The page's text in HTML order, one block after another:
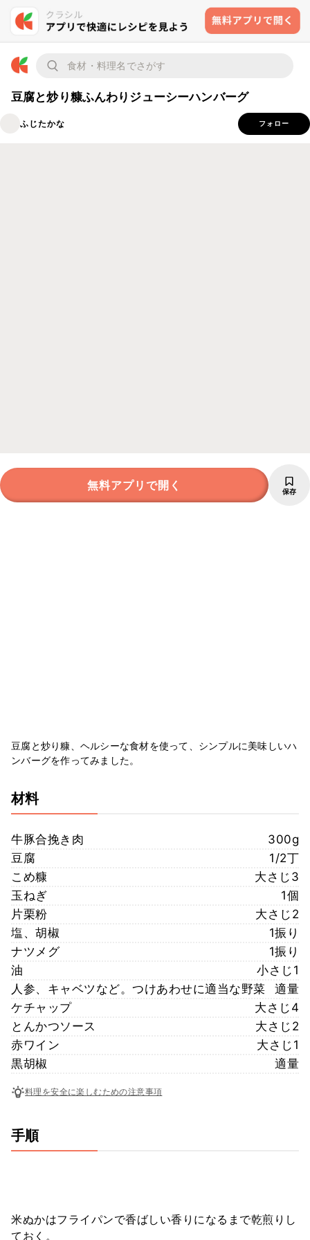
豆腐と炒り糠ふんわりジューシーハンバーグ
ふじたかな フォロー
無料アプリで開く 保存
豆腐と炒り糠、ヘルシーな食材を使って、シンプルに美味しいハ
ンバーグを作ってみました。
材料
牛豚合挽き肉
300g
豆腐
1/2丁
こめ糠
大さじ3
玉ねぎ
1個
片栗粉
大さじ2
塩、胡椒
1振り
ナツメグ
1振り
油
小さじ1
人参、キャベツなど。つけあわせに適当な野菜
適量
ケチャップ
大さじ4
とんかつソース
大さじ2
赤ワイン
大さじ1
黒胡椒
適量
料理を安全に楽しむための注意事項
手順
米ぬかはフライパンで香ばしい香りになるまで乾煎りし
ておく。